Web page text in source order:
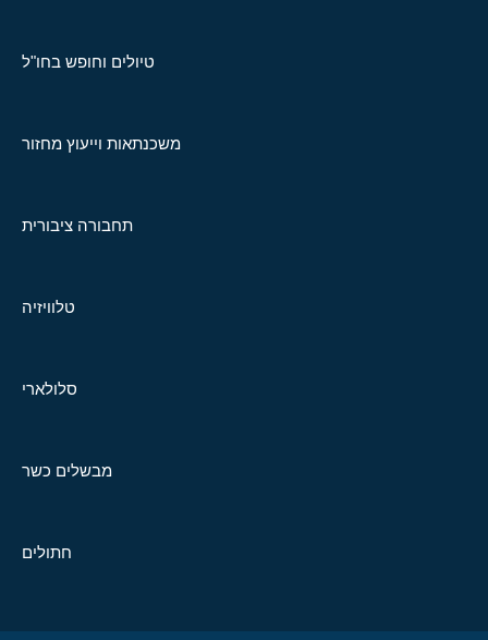
טיולים וחופש בחו"ל
משכנתאות וייעוץ מחזור
תחבורה ציבורית
טלוויזיה
סלולארי
מבשלים כשר
חתולים